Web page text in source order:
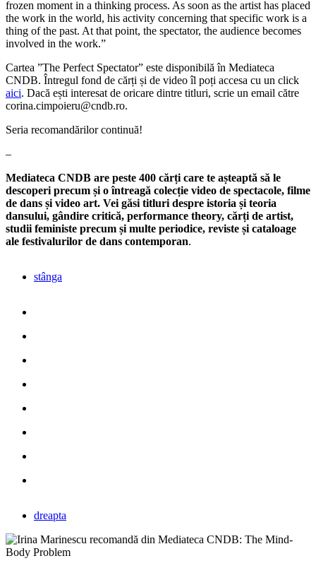
frozen moment in a thinking process. As soon as the artist has placed
the work in the world, his activity concerning that specific work is a
thing of the past. At that point, the spectator, the audience becomes
involved in the work.”
Cartea ”The Perfect Spectator” este disponibilă în Mediateca
CNDB. Întregul fond de cărți și de video îl poți accesa cu un click
aici. Dacă ești interesat de oricare dintre titluri, scrie un email către
corina.cimpoieru@cndb.ro.
Seria recomandărilor continuă!
–
Mediateca CNDB are peste 400 cărți care te așteaptă să le
descoperi precum și o întreagă colecție video de spectacole, filme
de dans și video art. Vei găsi titluri despre istoria și teoria
dansului, gândire critică, performance theory, cărți de artist,
studii feministe precum și multe periodice, reviste și cataloage
ale festivalurilor de dans contemporan.
stânga
dreapta